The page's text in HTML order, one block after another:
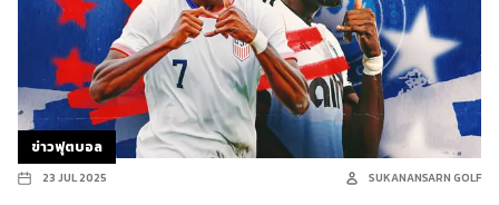
ข่าวฟุตบอล
23 JUL 2025 SUKANANSARN GOLF